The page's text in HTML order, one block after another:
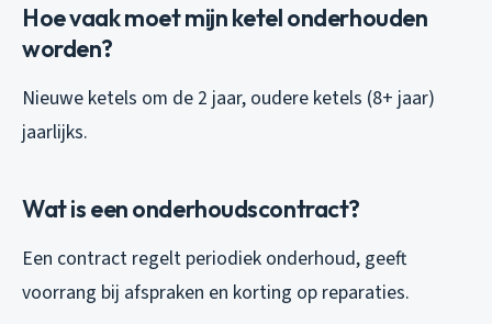
Hoe vaak moet mijn ketel onderhouden
worden?
Nieuwe ketels om de 2 jaar, oudere ketels (8+ jaar)
jaarlijks.
Wat is een onderhoudscontract?
Een contract regelt periodiek onderhoud, geeft
voorrang bij afspraken en korting op reparaties.